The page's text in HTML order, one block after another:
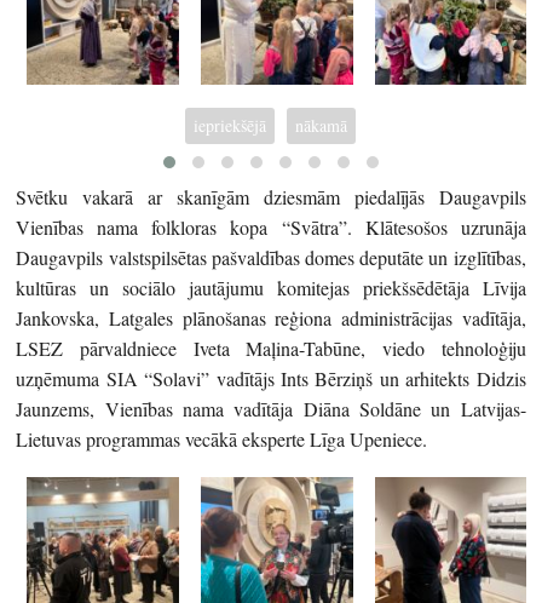
iepriekšējā nākamā
Svētku vakarā ar skanīgām dziesmām piedalījās Daugavpils
Vienības nama folkloras kopa “Svātra”. Klātesošos uzrunāja
Daugavpils valstspilsētas pašvaldības domes deputāte un izglītības,
kultūras un sociālo jautājumu komitejas priekšsēdētāja Līvija
Jankovska, Latgales plānošanas reģiona administrācijas vadītāja,
LSEZ pārvaldniece Iveta Maļina-Tabūne, viedo tehnoloģiju
uzņēmuma SIA “Solavi” vadītājs Ints Bērziņš un arhitekts Didzis
Jaunzems, Vienības nama vadītāja Diāna Soldāne un Latvijas-
Lietuvas programmas vecākā eksperte Līga Upeniece.